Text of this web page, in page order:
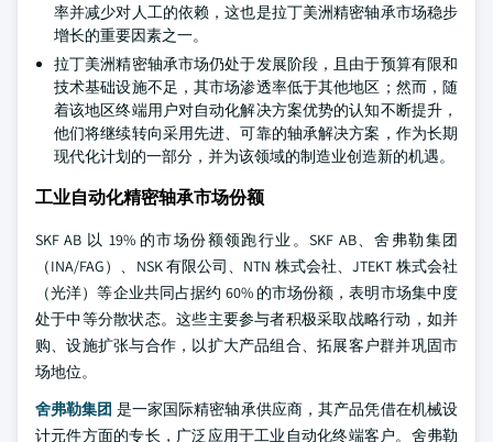
率并减少对人工的依赖，这也是拉丁美洲精密轴承市场稳步
增长的重要因素之一。
拉丁美洲精密轴承市场仍处于发展阶段，且由于预算有限和
技术基础设施不足，其市场渗透率低于其他地区；然而，随
着该地区终端用户对自动化解决方案优势的认知不断提升，
他们将继续转向采用先进、可靠的轴承解决方案，作为长期
现代化计划的一部分，并为该领域的制造业创造新的机遇。
工业自动化精密轴承市场份额
SKF AB 以 19% 的市场份额领跑行业。SKF AB、舍弗勒集团
（INA/FAG）、NSK 有限公司、NTN 株式会社、JTEKT 株式会社
（光洋）等企业共同占据约 60% 的市场份额，表明市场集中度
处于中等分散状态。这些主要参与者积极采取战略行动，如并
购、设施扩张与合作，以扩大产品组合、拓展客户群并巩固市
场地位。
舍弗勒集团 是一家国际精密轴承供应商，其产品凭借在机械设
计元件方面的专长，广泛应用于工业自动化终端客户。舍弗勒